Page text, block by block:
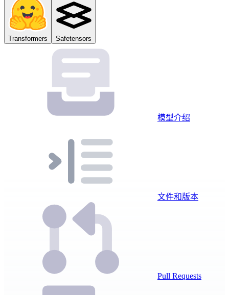
Transformers Safetensors
模型介绍
文件和版本
Pull Requests